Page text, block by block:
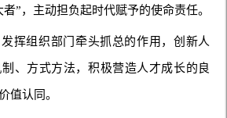
”，主动担负起时代赋予的使命责任。
发挥组织部门牵头抓总的作用，创新人
、方式方法，积极营造人才成长的良
值认同。